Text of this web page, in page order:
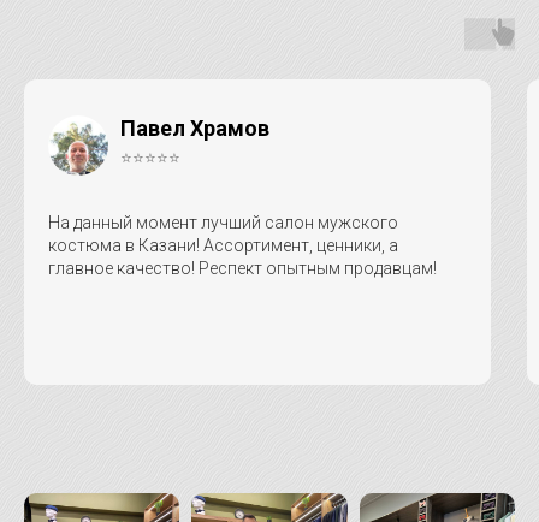
Павел Храмов
⭐⭐⭐⭐⭐
На данный момент лучший салон мужского
костюма в Казани! Ассортимент, ценники, а
главное качество! Респект опытным продавцам!